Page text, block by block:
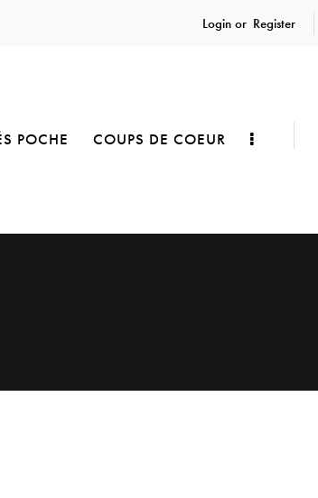
Login or Register
POCHE COUPS DE COEUR